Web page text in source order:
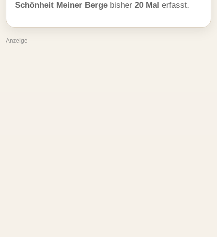
Schönheit Meiner Berge bisher 20 Mal erfasst.
Anzeige